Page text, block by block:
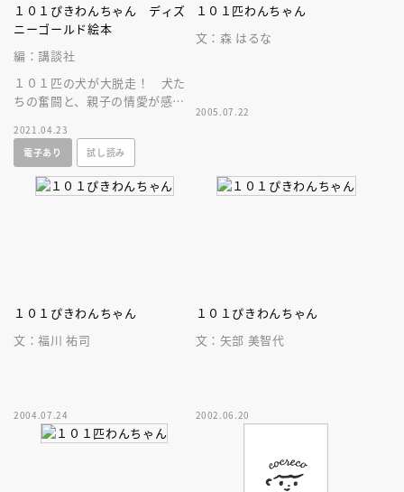
１０１ぴきわんちゃん ディズ
ニーゴールド絵本
編：講談社
１０１匹の犬が大脱走！ 犬た
ちの奮闘と、親子の情愛が感動
い永遠の名作を新装丁で刊行！
2021.04.23
電子あり
試し読み
１０１匹わんちゃん
文：森 はるな
2005.07.22
１０１ぴきわんちゃん
文：福川 祐司
2004.07.24
１０１ぴきわんちゃん
文：矢部 美智代
2002.06.20